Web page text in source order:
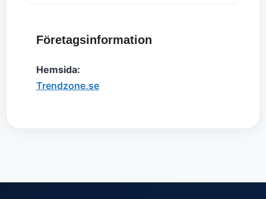
Företagsinformation
Hemsida:
Trendzone.se